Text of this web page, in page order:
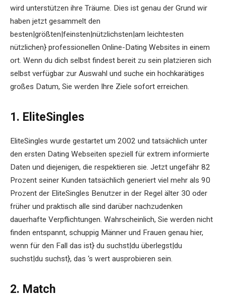
wird unterstützen ihre Träume. Dies ist genau der Grund wir
haben jetzt gesammelt den
besten|größten|feinsten|nützlichsten|am leichtesten
nützlichen} professionellen Online-Dating Websites in einem
ort. Wenn du dich selbst findest bereit zu sein platzieren sich
selbst verfügbar zur Auswahl und suche ein hochkarätiges
großes Datum, Sie werden Ihre Ziele sofort erreichen.
1. EliteSingles
EliteSingles wurde gestartet um 2002 und tatsächlich unter
den ersten Dating Webseiten speziell für extrem informierte
Daten und diejenigen, die respektieren sie. Jetzt ungefähr 82
Prozent seiner Kunden tatsächlich generiert viel mehr als 90
Prozent der EliteSingles Benutzer in der Regel älter 30 oder
früher und praktisch alle sind darüber nachzudenken
dauerhafte Verpflichtungen. Wahrscheinlich, Sie werden nicht
finden entspannt, schuppig Männer und Frauen genau hier,
wenn für den Fall das ist} du suchst|du überlegst|du
suchst|du suchst}, das ‘s wert ausprobieren sein.
2. Match